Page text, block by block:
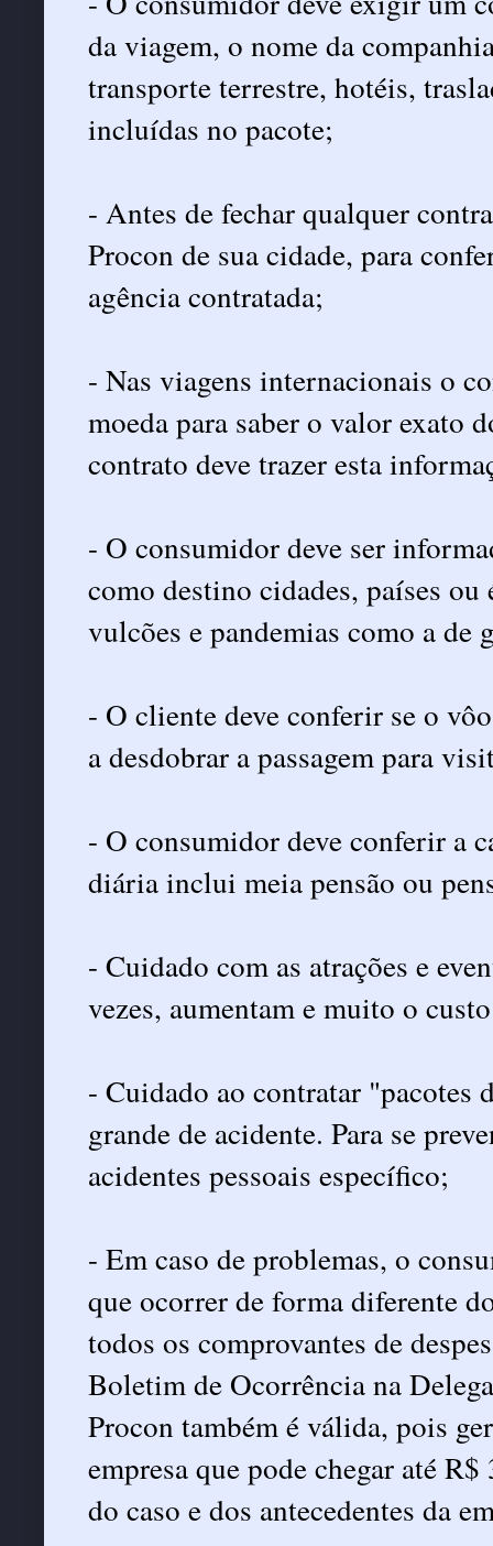
da viagem, o nome da
transporte terrestre, hotéis,
incluídas no pacote;
- Antes de fechar qualquer
Procon de sua cidade, para
agência contratada;
- Nas viagens internacionais o
moeda para saber o valor exato
contrato deve trazer esta
- O consumidor deve ser
como destino cidades, países
vulcões e pandemias como a de
- O cliente deve conferir se o
a desdobrar a passagem para
- O consumidor deve conferir a
diária inclui meia pensão ou
- Cuidado com as atrações e
vezes, aumentam e muito o
- Cuidado ao contratar "pacotes
grande de acidente. Para se
acidentes pessoais específico;
- Em caso de problemas, o
que ocorrer de forma diferente
todos os comprovantes de
Boletim de Ocorrência na
Procon também é válida, pois
empresa que pode chegar até
do caso e dos antecedentes da